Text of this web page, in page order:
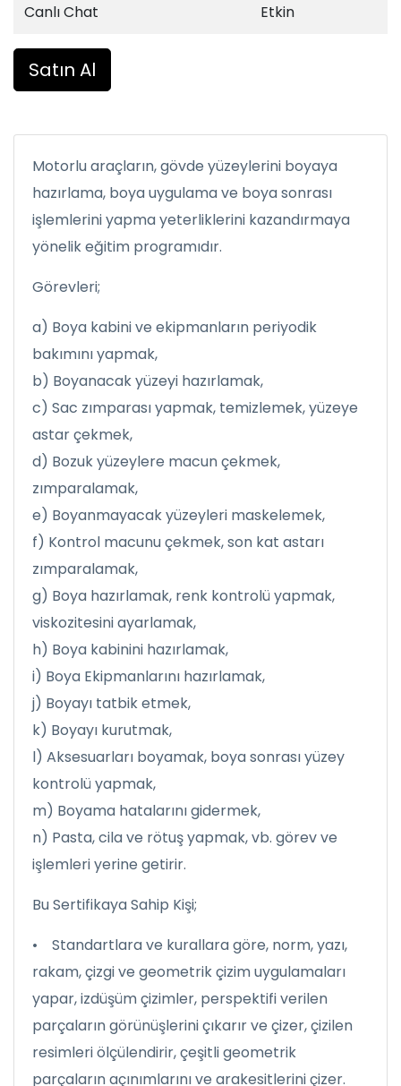
Canlı Chat Etkin
Satın Al
Motorlu araçların, gövde yüzeylerini boyaya
hazırlama, boya uygulama ve boya sonrası
işlemlerini yapma yeterliklerini kazandırmaya
yönelik eğitim programıdır.
Görevleri;
a) Boya kabini ve ekipmanların periyodik
bakımını yapmak,
b) Boyanacak yüzeyi hazırlamak,
c) Sac zımparası yapmak, temizlemek, yüzeye
astar çekmek,
d) Bozuk yüzeylere macun çekmek,
zımparalamak,
e) Boyanmayacak yüzeyleri maskelemek,
f) Kontrol macunu çekmek, son kat astarı
zımparalamak,
g) Boya hazırlamak, renk kontrolü yapmak,
viskozitesini ayarlamak,
h) Boya kabinini hazırlamak,
i) Boya Ekipmanlarını hazırlamak,
j) Boyayı tatbik etmek,
k) Boyayı kurutmak,
l) Aksesuarları boyamak, boya sonrası yüzey
kontrolü yapmak,
m) Boyama hatalarını gidermek,
n) Pasta, cila ve rötuş yapmak, vb. görev ve
işlemleri yerine getirir.
Bu Sertifikaya Sahip Kişi;
• Standartlara ve kurallara göre, norm, yazı,
rakam, çizgi ve geometrik çizim uygulamaları
yapar, izdüşüm çizimler, perspektifi verilen
parçaların görünüşlerini çıkarır ve çizer, çizilen
resimleri ölçülendirir, çeşitli geometrik
parçaların açınımlarını ve arakesitlerini çizer.